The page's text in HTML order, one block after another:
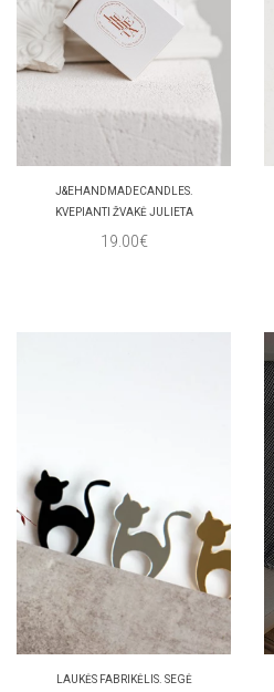
J&EHANDMADECANDLES.
KVEPIANTI ŽVAKĖ JULIETA
19.00€
LAUKĖS FABRIKĖLIS. SEGĖ